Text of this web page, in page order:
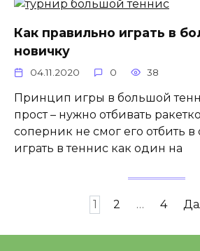
Как правильно играть в
новичку
04.11.2020 0 38
Принцип игры в большой
прост – нужно отбивать
соперник не смог его отбить в
играть в теннис как один на
1 2 … 4